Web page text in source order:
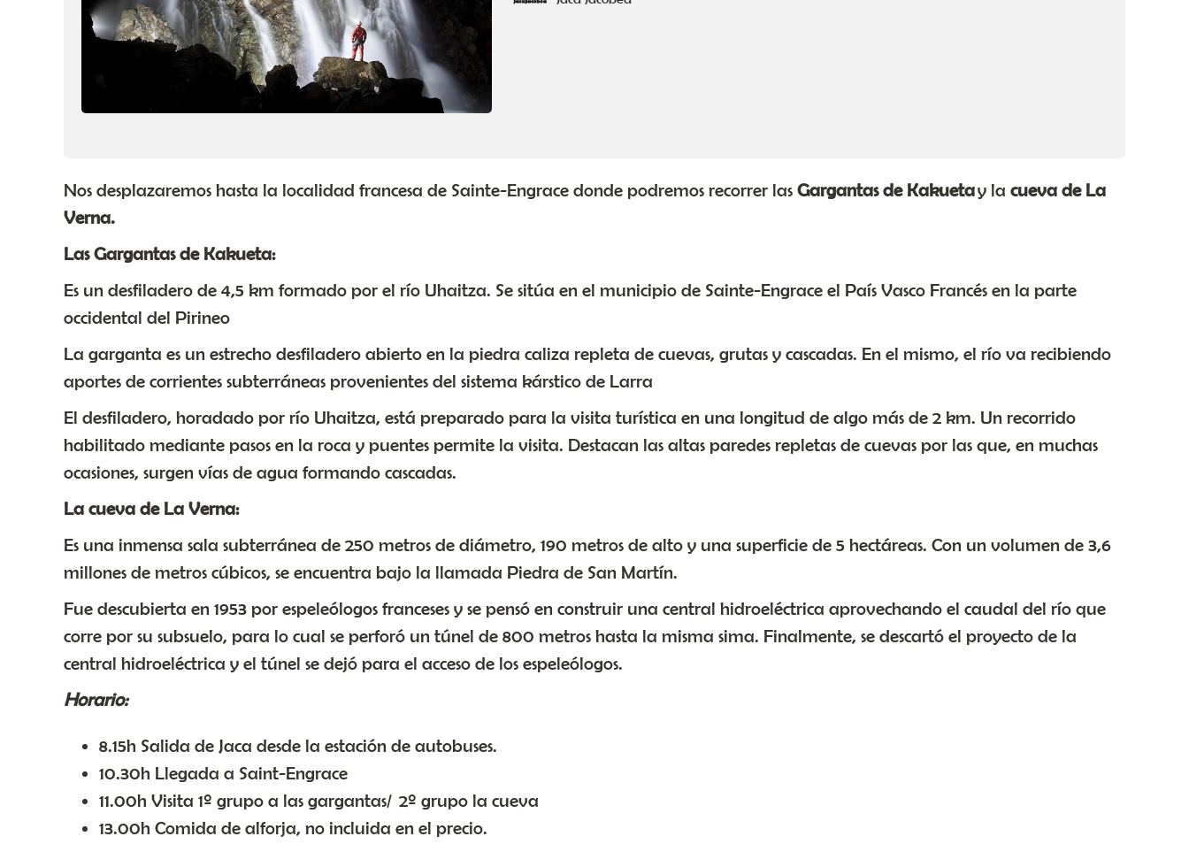
Nos desplazaremos hasta la localidad francesa de Sainte-Engrace donde podremos recorrer las Gargantas de Kakuetay la cueva de La
Verna.
Las Gargantas de Kakueta:
Es un desfiladero de 4,5 km formado por el río Uhaitza. Se sitúa en el municipio de Sainte-Engrace el País Vasco Francés en la parte
occidental del Pirineo
La garganta es un estrecho desfiladero abierto en la piedra caliza repleta de cuevas, grutas y cascadas. En el mismo, el río va recibiendo
aportes de corrientes subterráneas provenientes del sistema kárstico de Larra
El desfiladero, horadado por río Uhaitza, está preparado para la visita turística en una longitud de algo más de 2 km. Un recorrido
habilitado mediante pasos en la roca y puentes permite la visita. Destacan las altas paredes repletas de cuevas por las que, en muchas
ocasiones, surgen vías de agua formando cascadas.
La cueva de La Verna:
Es una inmensa sala subterránea de 250 metros de diámetro, 190 metros de alto y una superficie de 5 hectáreas. Con un volumen de 3,6
millones de metros cúbicos, se encuentra bajo la llamada Piedra de San Martín.
Fue descubierta en 1953 por espeleólogos franceses y se pensó en construir una central hidroeléctrica aprovechando el caudal del río que
corre por su subsuelo, para lo cual se perforó un túnel de 800 metros hasta la misma sima. Finalmente, se descartó el proyecto de la
central hidroeléctrica y el túnel se dejó para el acceso de los espeleólogos.
Horario:
8.15h Salida de Jaca desde la estación de autobuses.
10.30h Llegada a Saint-Engrace
11.00h Visita 1º grupo a las gargantas/ 2º grupo la cueva
13.00h Comida de alforja, no incluida en el precio.